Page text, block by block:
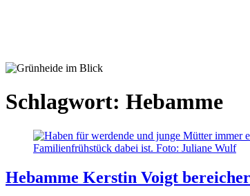
Schlagwort: Hebamme
Hebamme Kerstin Voigt